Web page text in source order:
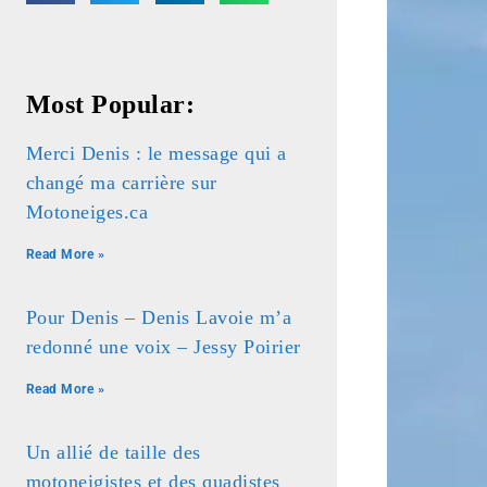
Most Popular:
Merci Denis : le message qui a
changé ma carrière sur
Motoneiges.ca
Read More »
Pour Denis – Denis Lavoie m’a
redonné une voix – Jessy Poirier
Read More »
Un allié de taille des
motoneigistes et des quadistes